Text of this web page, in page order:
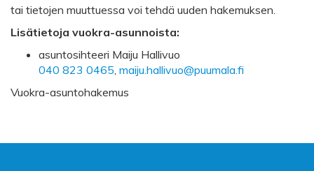
tai tietojen muuttuessa voi tehdä uuden hakemuksen.
Lisätietoja vuokra-asunnoista:
asuntosihteeri Maiju Hallivuo
040 823 0465 maiju.hallivuo@puumala.fi
Vuokra-asuntohakemus